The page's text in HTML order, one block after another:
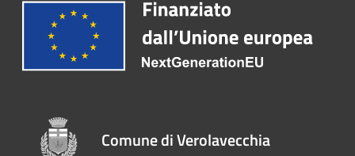
Comune di Verolavecchia